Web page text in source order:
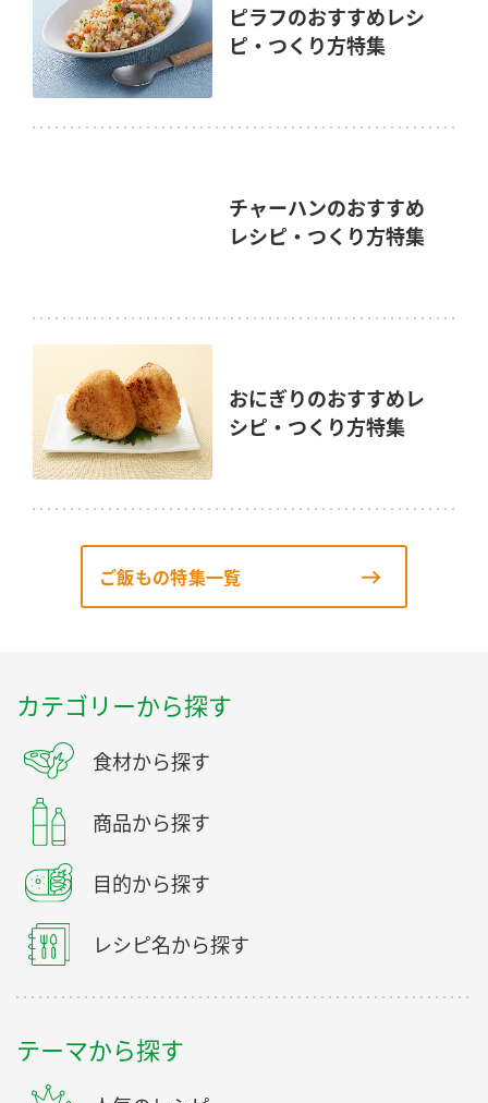
ピラフのおすすめレシ
ピ・つくり方特集
チャーハンのおすすめ
レシピ・つくり方特集
おにぎりのおすすめレ
シピ・つくり方特集
ご飯もの特集一覧
カテゴリーから探す
食材から探す
商品から探す
目的から探す
レシピ名から探す
テーマから探す